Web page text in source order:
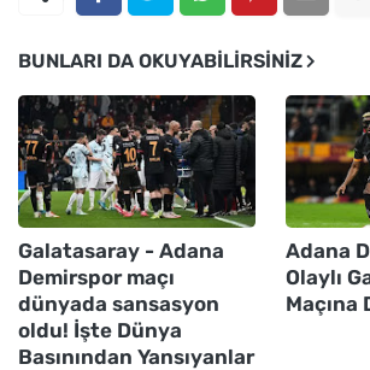
BUNLARI DA OKUYABILIRSINIZ
Galatasaray - Adana
Demirspor maçı
dünyada sansasyon
oldu! İşte Dünya
Basınından Yansıyanlar
Adana
Olaylı
Maçına